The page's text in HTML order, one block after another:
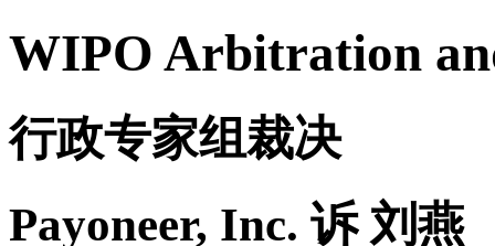
WIPO Arbitration
行政专家组裁决
Payoneer, Inc. 诉 刘燕